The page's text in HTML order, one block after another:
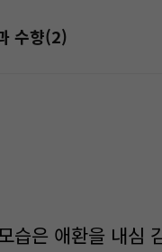
수향(2)
습은 애환을 내심